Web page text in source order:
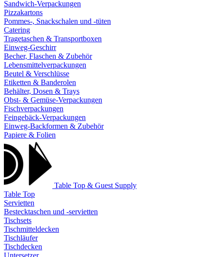
Sandwich-Verpackungen
Pizzakartons
Pommes-, Snackschalen und -tüten
Catering
Tragetaschen & Transportboxen
Einweg-Geschirr
Becher, Flaschen & Zubehör
Lebensmittelverpackungen
Beutel & Verschlüsse
Etiketten & Banderolen
Behälter, Dosen & Trays
Obst- & Gemüse-Verpackungen
Fischverpackungen
Feingebäck-Verpackungen
Einweg-Backformen & Zubehör
Papiere & Folien
Table Top & Guest Supply
Table Top
Servietten
Bestecktaschen und -servietten
Tischsets
Tischmitteldecken
Tischläufer
Tischdecken